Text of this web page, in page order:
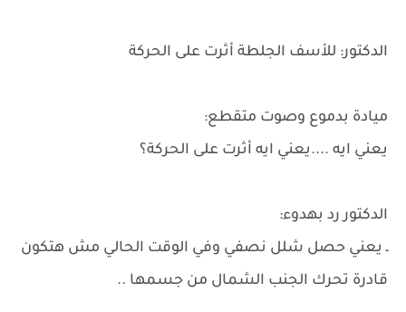
الدكتور: للأسف الجلطة أثرت على الحركة
ميادة بدموع وصوت متقطع:
يعني ايه ....يعني ايه أثرت على الحركة؟
الدكتور رد بهدوء:
ـ يعني حصل شلل نصفي وفي الوقت الحالي مش هتكون
قادرة تحرك الجنب الشمال من جسمها ..